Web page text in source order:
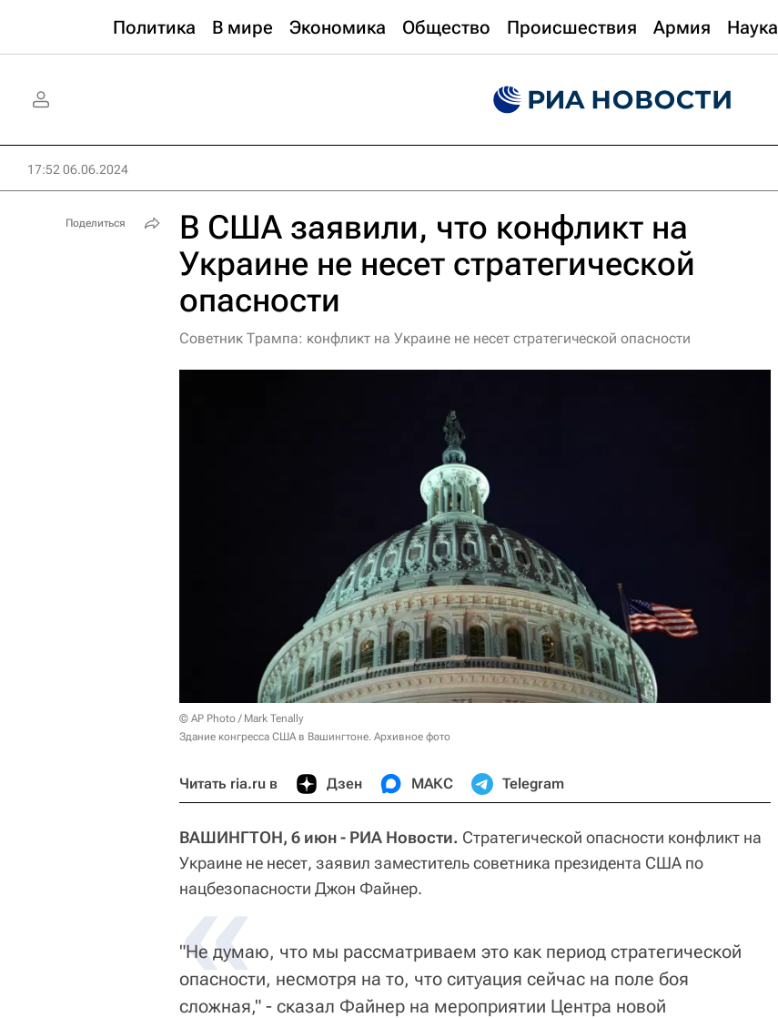
Политика В мире Экономика Общество Происшествия Армия Наука
17:52 06.06.2024
В США заявили, что конфликт на
Украине не несет стратегической
опасности
Советник Трампа: конфликт на Украине не несет стратегической опасности
© AP Photo / Mark Tenally
Здание конгресса США в Вашингтоне. Архивное фото
Читать ria.ru в Дзен МАКС Telegram
ВАШИНГТОН, 6 июн - РИА Новости. Стратегической опасности конфликт на
Украине не несет, заявил заместитель советника президента США по
нацбезопасности Джон Файнер.
«
"Не думаю, что мы рассматриваем это как период стратегической
опасности, несмотря на то, что ситуация сейчас на поле боя
сложная," - сказал Файнер на мероприятии Центра новой
Поделиться